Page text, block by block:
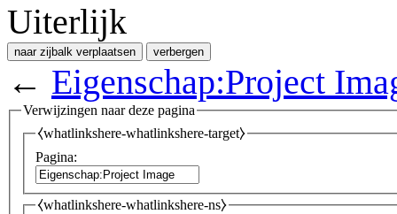
Uiterlijk
naar zijbalk verplaatsen verbergen
← Eigenschap:Project
Verwijzingen naar deze pagina
⧼whatlinkshere-whatlinkshere-target⧽
Pagina:
⧼whatlinkshere-whatlinkshere-ns⧽